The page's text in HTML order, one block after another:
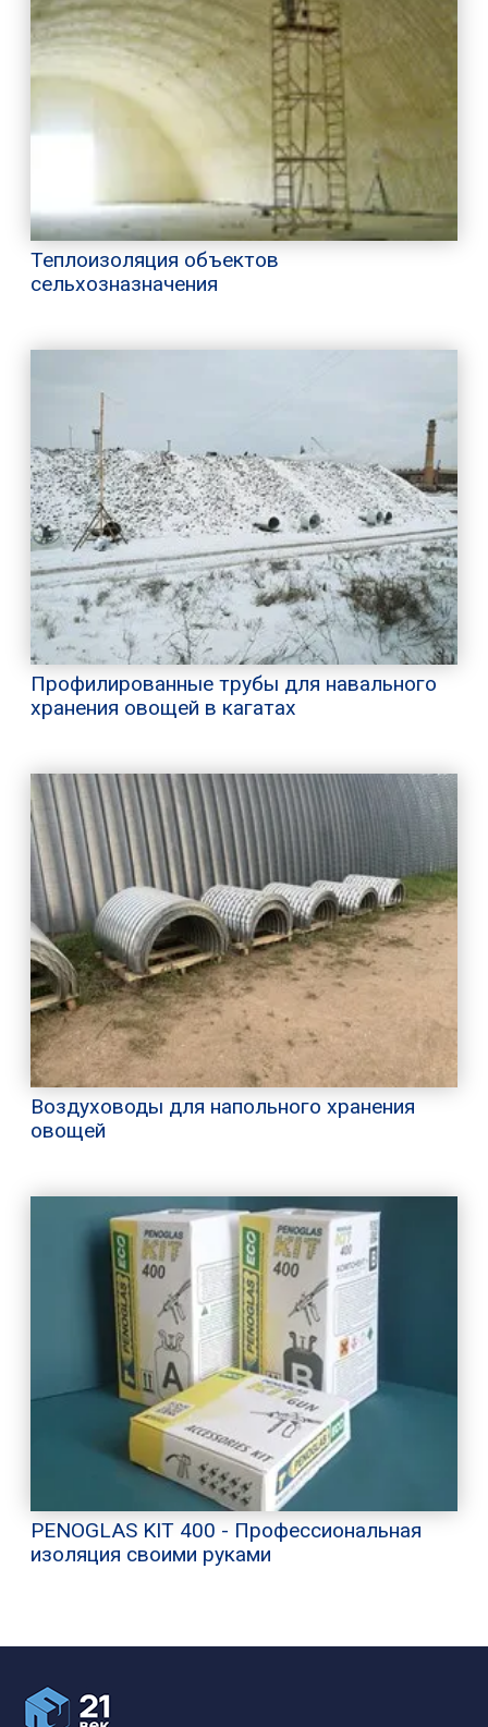
Теплоизоляция объектов
сельхозназначения
Профилированные трубы для навального
хранения овощей в кагатах
Воздуховоды для напольного хранения
овощей
PENOGLAS KIT 400 - Профессиональная
изоляция своими руками